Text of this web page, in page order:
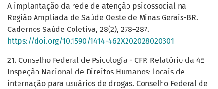
A implantação da rede de atenção psicossocial na
Região Ampliada de Saúde Oeste de Minas Gerais-BR.
Cadernos Saúde Coletiva, 28(2), 278–287.
https://doi.org/10.1590/1414-462X202028020301
21. Conselho Federal de Psicologia - CFP. Relatório da 4ª
Inspeção Nacional de Direitos Humanos: locais de
internação para usuários de drogas. Conselho Federal de